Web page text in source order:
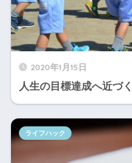
2020年1月15日
人生の目標達成へ近づ
ライフハック